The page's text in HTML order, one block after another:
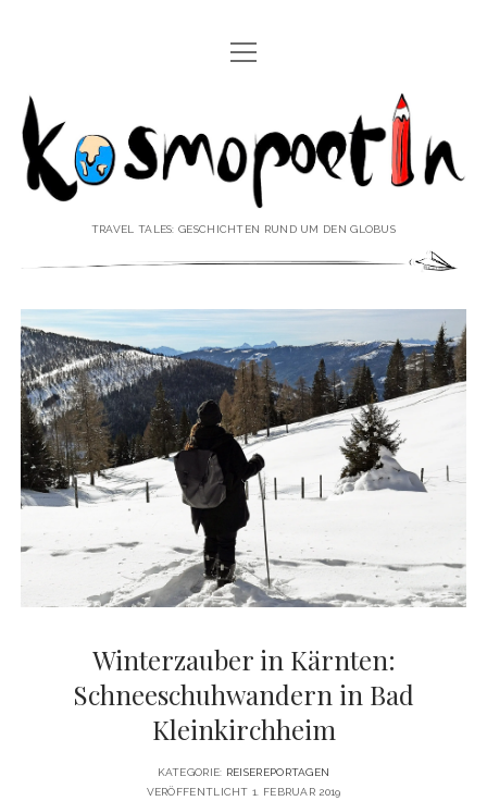
REISEREPORTAGEN
REISEPOESIE
REISEKOLUMNEN
REISEVIDEOS
REISESPECIALS
♥ ÜBER DEN REISEBLOG Menü
öffnen
IMPRESSUM
DATENSCHUTZERKLÄRUNG
♥ ÜBER DIE AUTORIN
Menü
öffnen
VITA
PRESSE & MEDIEN
MEDIADATEN
twitterfacebookpinterestyoutubeinstagram
Menü
öffnen
Kosmopoetin
TRAVEL TALES: GESCHICHTEN RUND UM DEN GLOBUS
Winterzauber in Kärnten:
Schneeschuhwandern in Bad
Kleinkirchheim
KATEGORIE: REISEREPORTAGEN
VERÖFFENTLICHT 1. FEBRUAR 2019